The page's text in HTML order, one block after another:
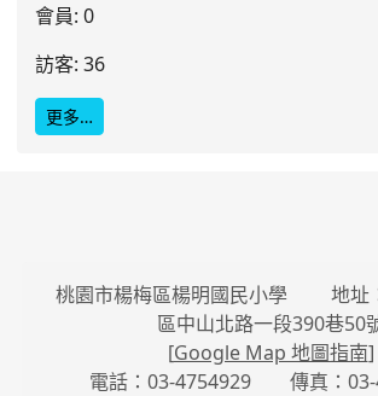
會員: 0
訪客: 36
更多…
桃園市楊梅區楊明國民小學 地址
區中山北路一段390巷50
[Google Map 地圖指南]
電話：03-4754929 傳真：03-